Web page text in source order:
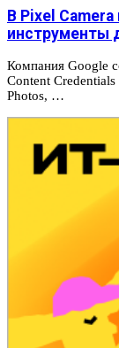
В Pixel
инструменты
Компания Google
Content
Photos, …